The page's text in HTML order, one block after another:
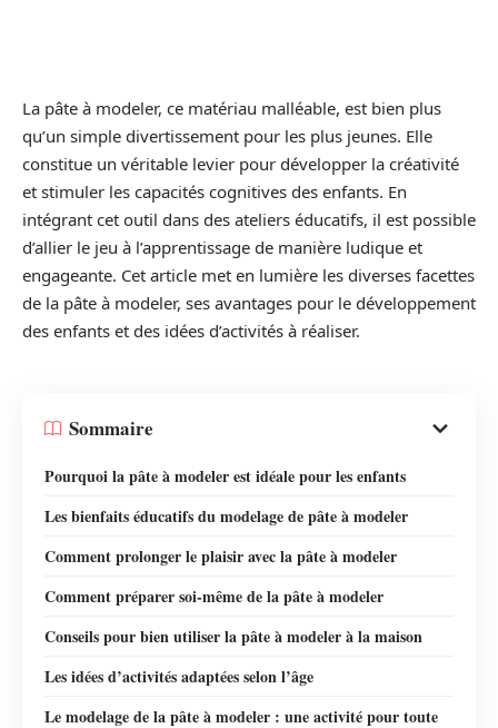
La pâte à modeler, ce matériau malléable, est bien plus
qu’un simple divertissement pour les plus jeunes. Elle
constitue un véritable levier pour développer la créativité
et stimuler les capacités cognitives des enfants. En
intégrant cet outil dans des ateliers éducatifs, il est possible
d’allier le jeu à l’apprentissage de manière ludique et
engageante. Cet article met en lumière les diverses facettes
de la pâte à modeler, ses avantages pour le développement
des enfants et des idées d’activités à réaliser.
Sommaire
Pourquoi la pâte à modeler est idéale pour les enfants
Les bienfaits éducatifs du modelage de pâte à modeler
Comment prolonger le plaisir avec la pâte à modeler
Comment préparer soi-même de la pâte à modeler
Conseils pour bien utiliser la pâte à modeler à la maison
Les idées d’activités adaptées selon l’âge
Le modelage de la pâte à modeler : une activité pour toute